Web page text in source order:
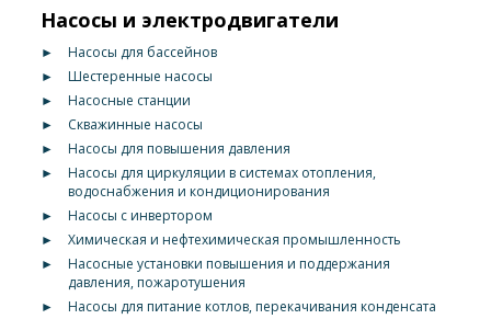
Насосы и электродвигатели
►
Насосы для бассейнов
►
Шестеренные насосы
►
Насосные станции
►
Скважинные насосы
►
Насосы для повышения давления
►
Насосы для циркуляции в системах отопления,
водоснабжения и кондиционирования
►
Насосы с инвертором
►
Химическая и нефтехимическая промышленность
►
Насосные установки повышения и поддержания
давления, пожаротушения
►
Насосы для питание котлов, перекачивания конденсата